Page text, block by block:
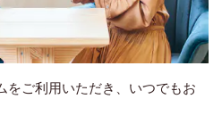
をご利用いただき、いつでもお